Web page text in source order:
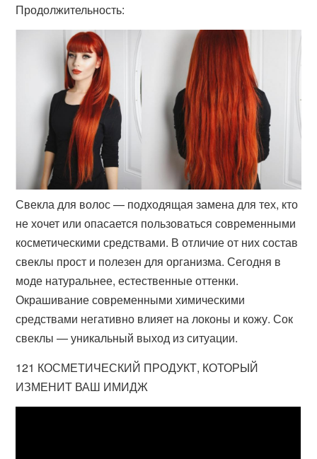
Продолжительность:
Свекла для волос — подходящая замена для тех, кто
не хочет или опасается пользоваться современными
косметическими средствами. В отличие от них состав
свеклы прост и полезен для организма. Сегодня в
моде натуральнее, естественные оттенки.
Окрашивание современными химическими
средствами негативно влияет на локоны и кожу. Сок
свеклы — уникальный выход из ситуации.
121 КОСМЕТИЧЕСКИЙ ПРОДУКТ, КОТОРЫЙ
ИЗМЕНИТ ВАШ ИМИДЖ